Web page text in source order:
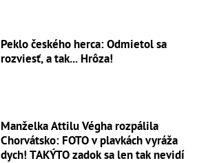
Peklo českého herca: Odmietol sa
rozviesť, a tak... Hrôza!
Manželka Attilu Végha rozpálila
Chorvátsko: FOTO v plavkách vyráža
dych! TAKÝTO zadok sa len tak nevidí